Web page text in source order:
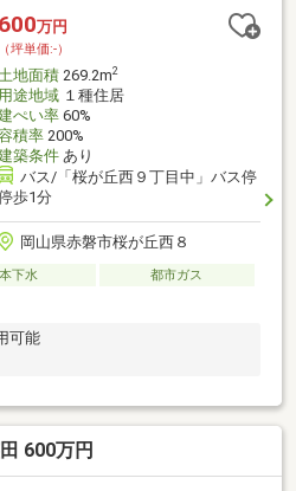
600万円
（坪単価:-）
地面積269.2m2
用途地域１種住居
ぺい率60%
積率200%
築条件あり
バス/「桜が丘西９丁目中」バス停
歩1分
岡山県赤磐市桜が丘西８
本下水
都市ガス
可能
600万円